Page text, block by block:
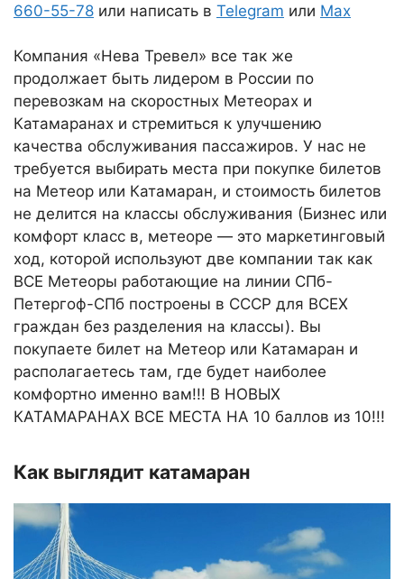
660-55-78 или написать в Telegram или Max
Компания «Нева Тревел» все так же
продолжает быть лидером в России по
перевозкам на скоростных Метеорах и
Катамаранах и стремиться к улучшению
качества обслуживания пассажиров. У нас не
требуется выбирать места при покупке билетов
на Метеор или Катамаран, и стоимость билетов
не делится на классы обслуживания (Бизнес или
комфорт класс в, метеоре — это маркетинговый
ход, которой используют две компании так как
ВСЕ Метеоры работающие на линии СПб-
Петергоф-СПб построены в СССР для ВСЕХ
граждан без разделения на классы). Вы
покупаете билет на Метеор или Катамаран и
располагаетесь там, где будет наиболее
комфортно именно вам!!! В НОВЫХ
КАТАМАРАНАХ ВСЕ МЕСТА НА 10 баллов из 10!!!
Как выглядит катамаран
Видеоплеер